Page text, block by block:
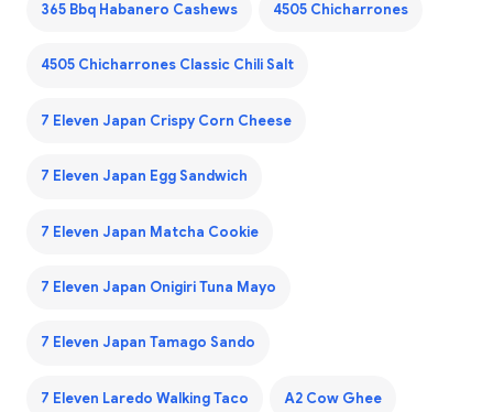
365 Bbq Habanero Cashews 4505 Chicharrones
4505 Chicharrones Classic Chili Salt
7 Eleven Japan Crispy Corn Cheese
7 Eleven Japan Egg Sandwich
7 Eleven Japan Matcha Cookie
7 Eleven Japan Onigiri Tuna Mayo
7 Eleven Japan Tamago Sando
7 Eleven Laredo Walking Taco A2 Cow Ghee